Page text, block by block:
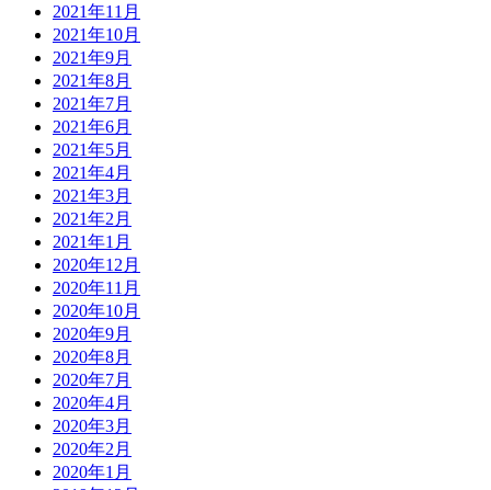
2021年11月
2021年10月
2021年9月
2021年8月
2021年7月
2021年6月
2021年5月
2021年4月
2021年3月
2021年2月
2021年1月
2020年12月
2020年11月
2020年10月
2020年9月
2020年8月
2020年7月
2020年4月
2020年3月
2020年2月
2020年1月